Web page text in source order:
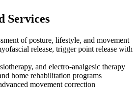
Services
of posture, lifestyle, and movement
release, trigger point release with
and electro-analgesic therapy
home rehabilitation programs
movement correction